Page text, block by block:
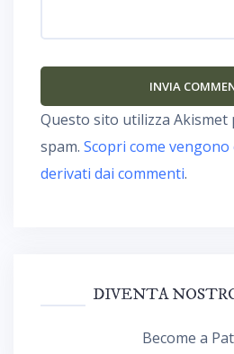
Questo sito utilizza
spam. Scopri come
derivati dai commenti.
DIVENTA
Become a